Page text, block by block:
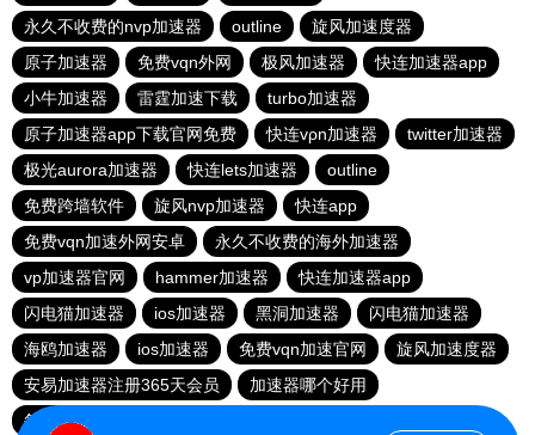
永久不收费的nvp加速器
outline
旋风加速度器
原子加速器
免费vqn外网 极风加速器
快连加速器app
小牛加速器
雷霆加速下载
turbo加速器
原子加速器app下载官网免费
快连vρn加速器
twitter加速器
极光aurora加速器
快连lets加速器
outline
免费跨墙软件
旋风nvp加速器
快连app
免费vqn加速外网安卓
永久不收费的海外加速器
vp加速器官网
hammer加速器
快连加速器app
闪电猫加速器
ios加速器 黑洞加速器
闪电猫加速器
海鸥加速器
ios加速器 免费vqn加速官网
旋风加速度器
安易加速器注册365天会员
加速器哪个好用
每天试用一小时加速器